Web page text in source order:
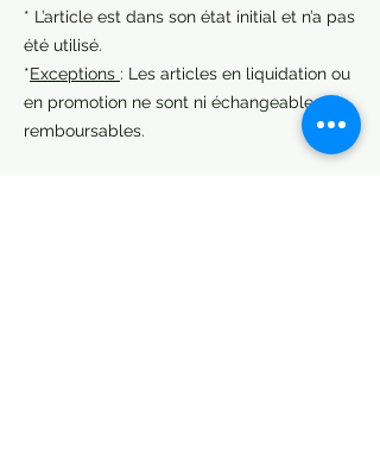
* L’article est dans son état initial et n’a pas
été utilisé.
*Exceptions : Les articles en liquidation ou
en promotion ne sont ni échangeables ni
remboursables.